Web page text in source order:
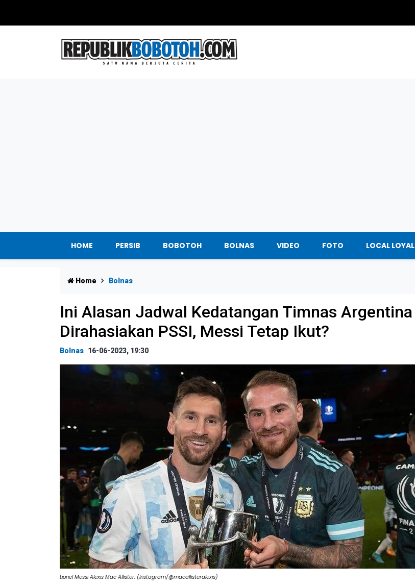
HOME PERSIB BOBOTOH BOLNAS VIDEO FOTO LOCAL LOYAL
Home Bolnas
Ini Alasan Jadwal Kedatangan Timnas Argentina
Dirahasiakan PSSI, Messi Tetap Ikut?
Bolnas 16-06-2023, 19:30
Lionel Messi Alexis Mac Allister. (Instagram/@macallisteralexis)